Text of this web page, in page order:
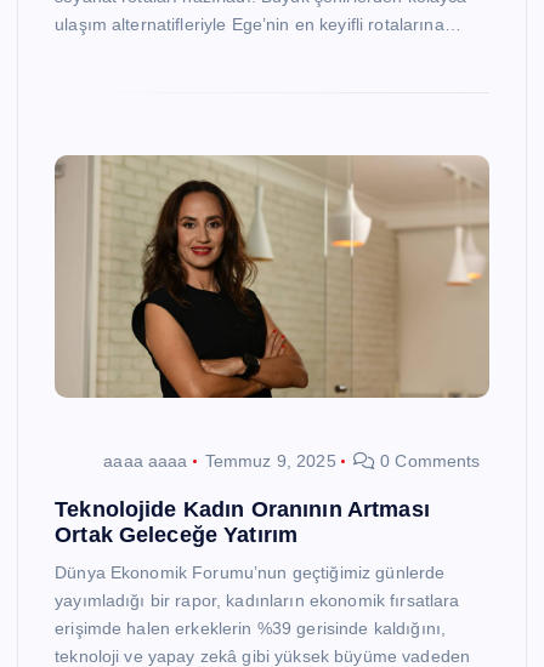
ulaşım alternatifleriyle Ege’nin en keyifli rotalarına…
aaaa aaaa Temmuz 9, 2025 0 Comments
Teknolojide Kadın Oranının Artması
Ortak Geleceğe Yatırım
Dünya Ekonomik Forumu’nun geçtiğimiz günlerde
yayımladığı bir rapor, kadınların ekonomik fırsatlara
erişimde halen erkeklerin %39 gerisinde kaldığını,
teknoloji ve yapay zekâ gibi yüksek büyüme vadeden